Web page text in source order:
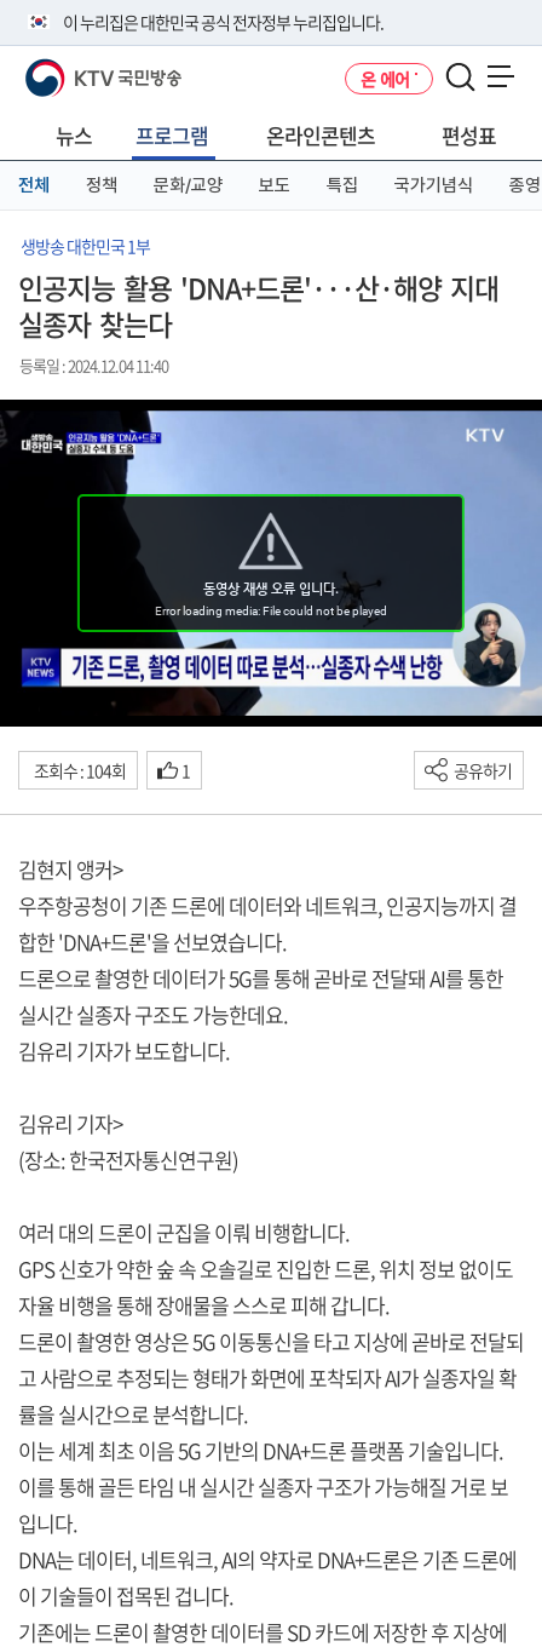
이 누리집은 대한민국 공식 전자정부 누리집입니다.
공식 누리집 주소 확인하기
니다.
이밖에 or.kr 또는 .kr등 다른 도메인 주소를 사용하고 있다면 아래 URL에
서 도메인 주소를 확인해 보세요
KTV 국민방송 온 에어
뉴스 프로그램 온라인콘텐츠 편성표
전체 정책 문화/교양 보도 특집 국가기념식 종영
생방송 대한민국 1부
인공지능 활용 'DNA+드론'···산·해양 지대
실종자 찾는다
등록일 : 2024.12.04 11:40
조회수 : 104회 1 공유하기
김현지 앵커>
우주항공청이 기존 드론에 데이터와 네트워크, 인공지능까지 결
합한 'DNA+드론'을 선보였습니다.
드론으로 촬영한 데이터가 5G를 통해 곧바로 전달돼 AI를 통한
실시간 실종자 구조도 가능한데요.
김유리 기자가 보도합니다.
김유리 기자>
(장소: 한국전자통신연구원)
여러 대의 드론이 군집을 이뤄 비행합니다.
GPS 신호가 약한 숲 속 오솔길로 진입한 드론, 위치 정보 없이도
자율 비행을 통해 장애물을 스스로 피해 갑니다.
드론이 촬영한 영상은 5G 이동통신을 타고 지상에 곧바로 전달되
고 사람으로 추정되는 형태가 화면에 포착되자 AI가 실종자일 확
률을 실시간으로 분석합니다.
이는 세계 최초 이음 5G 기반의 DNA+드론 플랫폼 기술입니다.
이를 통해 골든 타임 내 실시간 실종자 구조가 가능해질 거로 보
입니다.
DNA는 데이터, 네트워크, AI의 약자로 DNA+드론은 기존 드론에
이 기술들이 접목된 겁니다.
기존에는 드론이 촬영한 데이터를 SD 카드에 저장한 후 지상에